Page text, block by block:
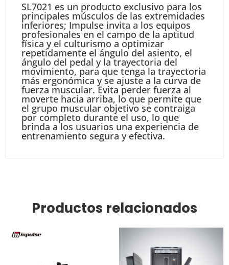
SL7021 es un producto exclusivo para los
principales músculos de las extremidades
inferiores; Impulse invita a los equipos
profesionales en el campo de la aptitud
física y el culturismo a optimizar
repetidamente el ángulo del asiento, el
ángulo del pedal y la trayectoria del
movimiento, para que tenga la trayectoria
más ergonómica y se ajuste a la curva de
fuerza muscular. Evita perder fuerza al
moverte hacia arriba, lo que permite que
el grupo muscular objetivo se contraiga
por completo durante el uso, lo que
brinda a los usuarios una experiencia de
entrenamiento segura y efectiva.
Productos relacionados